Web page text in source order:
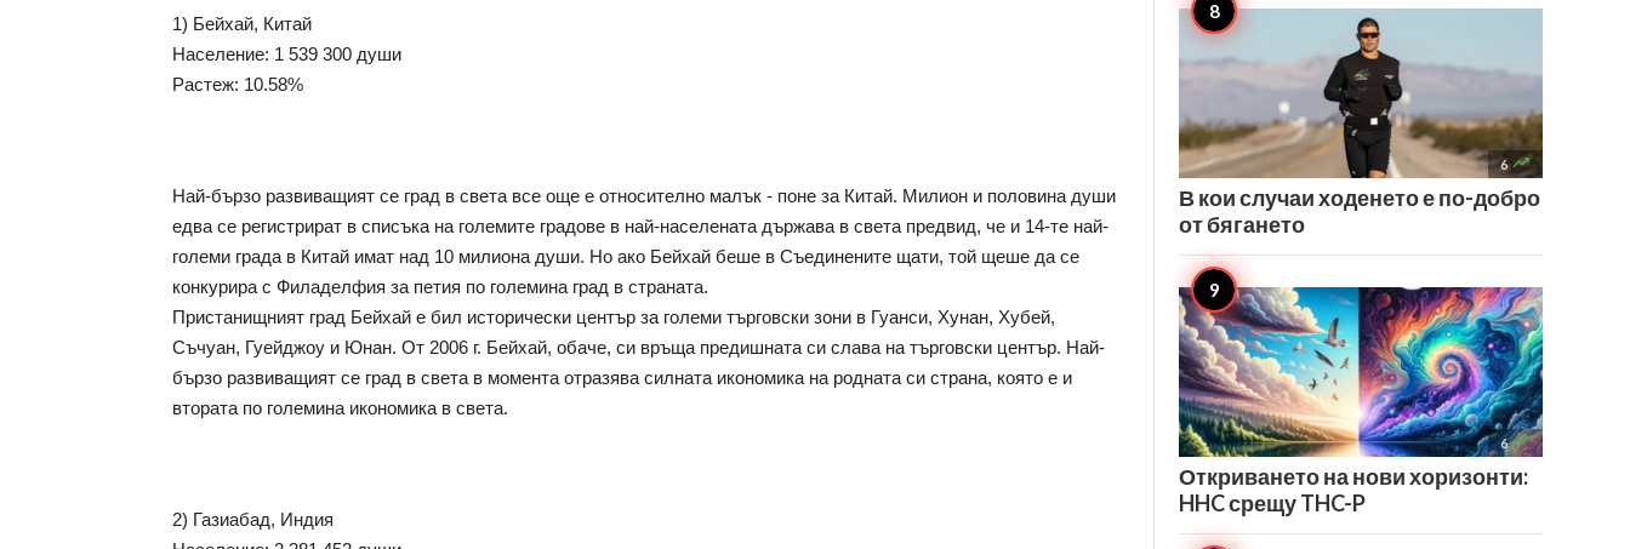
1) Бейхай, Китай
Население: 1 539 300 души
Растеж: 10.58%
Най-бързо развиващият се град в света все още е относително малък - поне за Китай. Милион и половина души
едва се регистрират в списъка на големите градове в най-населената държава в света предвид, че и 14-те най-
големи града в Китай имат над 10 милиона души. Но ако Бейхай беше в Съединените щати, той щеше да се
конкурира с Филаделфия за петия по големина град в страната.
Пристанищният град Бейхай е бил исторически център за големи търговски зони в Гуанси, Хунан, Хубей,
Съчуан, Гуейджоу и Юнан. От 2006 г. Бейхай, обаче, си връща предишната си слава на търговски център. Най-
бързо развиващият се град в света в момента отразява силната икономика на родната си страна, която е и
втората по големина икономика в света.
2) Газиабад, Индия
6 
В кои случаи ходенето е по-добро
от бягането
6 
Откриването на нови хоризонти:
HHC срещу THC-P